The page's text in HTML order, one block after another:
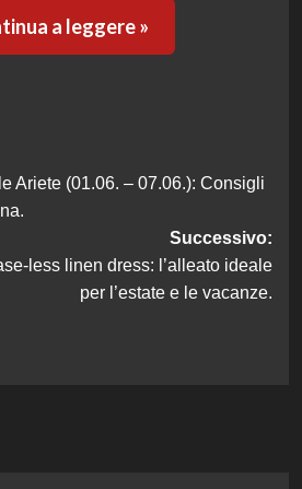
a leggere »
Ariete (01.06. – 07.06.): Consigli
Successivo:
less linen dress: l’alleato ideale
per l’estate e le vacanze.